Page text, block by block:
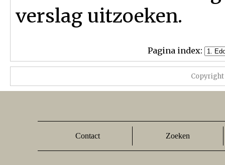
verslag uitzoeken.
Pagina index:
Contact Zoeken